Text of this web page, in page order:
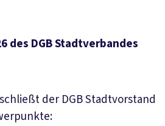
des DGB Stadtverbandes
der DGB Stadtvorstand